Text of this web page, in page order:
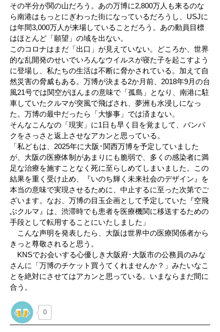
その半分が関の山だろう。あの万博に2,800万人も来るのな
ら南港はもっとにぎわった街になっているだろうし、USJに
は年間3,000万人が来場していることだろう。あの動員目標
はほとんど「願望」の域を出ない。
このコロナはまだ「出口」が見えていない。どころか、世界
的な乱開発のせいでいろんなウイルスが寝た子を起こすよう
に登場し、私たちの生活は不断に脅かされている。加えて自
然災害の脅威もある。万博が決まる2か月前、2018年9月の台
風21号では関空がほんまの意味で「孤島」となり、南港に駐
車していたクルマが突風で飛ばされ、夢洲も水浸しになっ
た。万博の最中だったら「大惨事」では済まない。
そんなこんなの「現実」に1日も早く目を覚まして、バンパ
クをさっさと返上させなアカンと思っている。
「私どもは、2025年に大阪･関西万博を予定していました
が、大阪の医療体制があまりにも脆弱で、多くの感染者に満
足な治療を施すことなく死に至らしめてしまいました。この
結果を重く受け止め、『いのち輝く未来社会のデザイン』を
本当の意味で実現させるために、中止するに至った次第でご
ざいます。なお、万博の目玉企画として予定していた『空飛
ぶクルマ』は、渋滞時でも患者を医療機関に移送するための
手段として転用することにいたしました」
こんな声明を発表したら、大阪は世界中の医療関係者から
きっと尊敬されると思う。
KNSでお会いする心優しき大阪府･大阪市の公務員のみな
さんに「万博のチケット買うてくれませんか？」みたいなこ
とを絶対にさせてはアカンと思っている。いまならまだ間に
合う。
0